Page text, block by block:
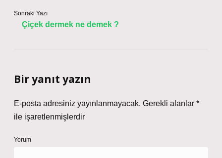
Sonraki Yazı
Çiçek dermek ne demek ?
Bir yanıt yazın
E-posta adresiniz yayınlanmayacak. Gerekli alanlar *
ile işaretlenmişlerdir
Yorum